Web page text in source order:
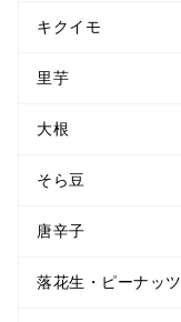
キクイモ
里芋
大根
そら豆
唐辛子
落花生・ピーナッツ